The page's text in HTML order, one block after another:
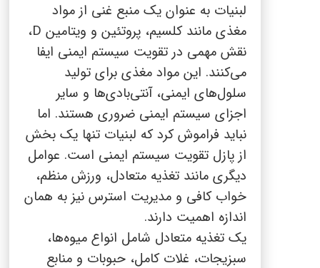
لبنیات به عنوان یک منبع غنی از مواد
مغذی مانند کلسیم، پروتئین و ویتامین D،
نقش مهمی در تقویت سیستم ایمنی ایفا
می‌کنند. این مواد مغذی برای تولید
سلول‌های ایمنی، آنتی‌بادی‌ها و سایر
اجزای سیستم ایمنی ضروری هستند. اما
نباید فراموش کرد که لبنیات تنها یک بخش
از پازل تقویت سیستم ایمنی است. عوامل
دیگری مانند تغذیه متعادل، ورزش منظم،
خواب کافی و مدیریت استرس نیز به همان
اندازه اهمیت دارند.
یک تغذیه متعادل شامل انواع میوه‌ها،
سبزیجات، غلات کامل، حبوبات و منابع